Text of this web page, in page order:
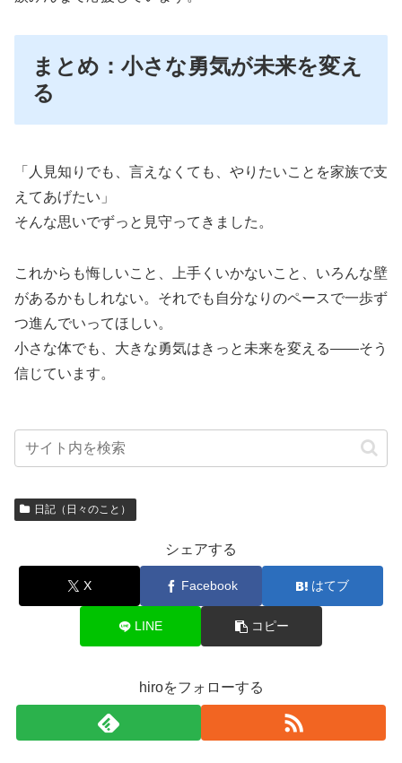
まとめ：小さな勇気が未来を変え
る
「人見知りでも、言えなくても、やりたいことを家族で支
えてあげたい」
そんな思いでずっと見守ってきました。
これからも悔しいこと、上手くいかないこと、いろんな壁
があるかもしれない。それでも自分なりのペースで一歩ず
つ進んでいってほしい。
小さな体でも、大きな勇気はきっと未来を変える――そう
信じています。
日記（日々のこと）
シェアする
X Facebook はてブ
LINE コピー
hiroをフォローする